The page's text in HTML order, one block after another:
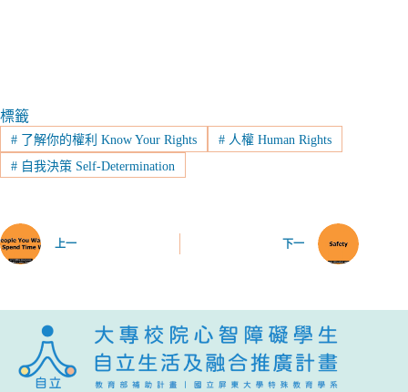
標籤
#了解你的權利 Know Your Rights #人權 Human Rights
#自我決策 Self-Determination
上一 下一